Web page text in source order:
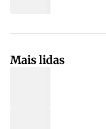
Mais lidas